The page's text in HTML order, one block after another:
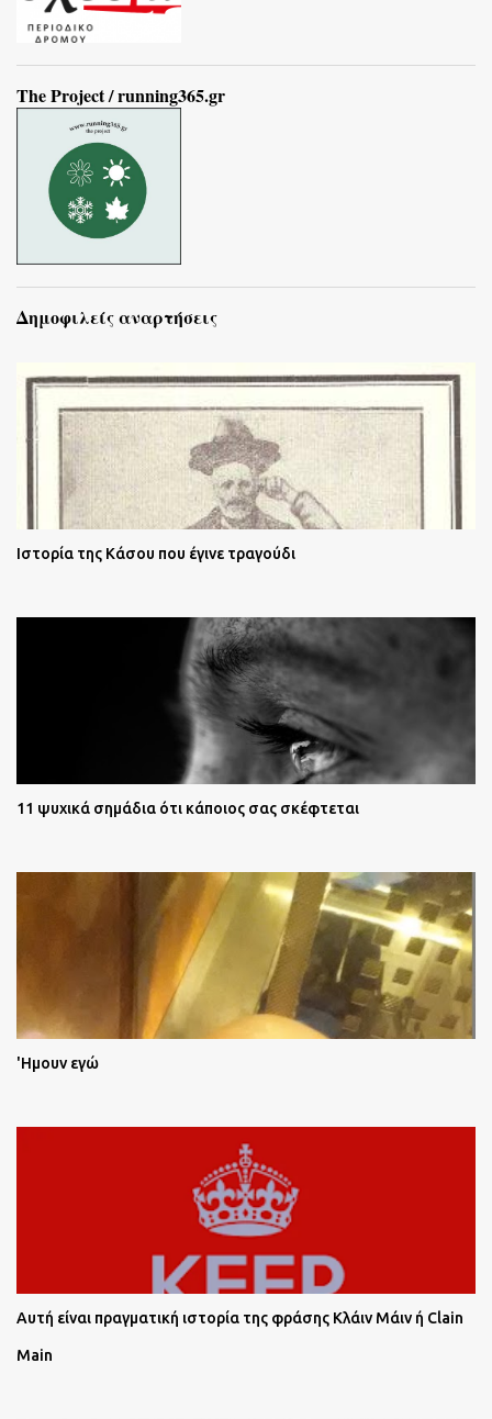
The Project / running365.gr
Δημοφιλείς αναρτήσεις
Ιστορία της Κάσου που έγινε τραγούδι
11 ψυχικά σημάδια ότι κάποιος σας σκέφτεται
'Ημουν εγώ
Αυτή είναι πραγματική ιστορία της φράσης Κλάιν Μάιν ή Clain
Main